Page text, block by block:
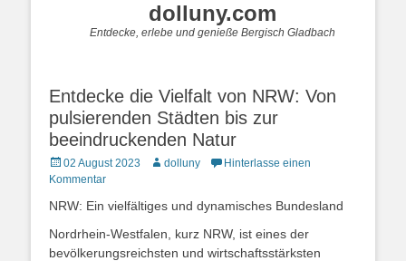
dolluny.com
Entdecke, erlebe und genieße Bergisch Gladbach
Entdecke die Vielfalt von NRW: Von
pulsierenden Städten bis zur
beeindruckenden Natur
Posted
on
02 August 2023 Autordolluny
Hinterlasse einen
Kommentar
NRW: Ein vielfältiges und dynamisches Bundesland
Nordrhein-Westfalen, kurz NRW, ist eines der
bevölkerungsreichsten und wirtschaftsstärksten